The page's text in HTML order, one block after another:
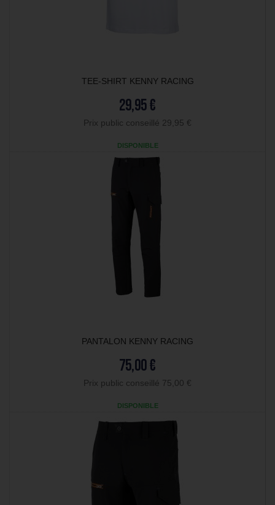
TEE-SHIRT KENNY RACING
29,95 €
Prix public conseillé 29,95 €
DISPONIBLE
PANTALON KENNY RACING
75,00 €
Prix public conseillé 75,00 €
DISPONIBLE